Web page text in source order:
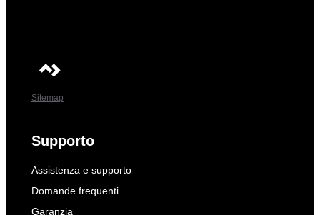
Sitemap
Supporto
Assistenza e supporto
Domande frequenti
Garanzia